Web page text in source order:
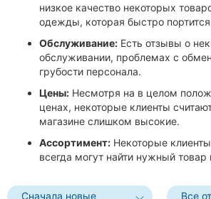
низкое качество некоторых
одежды, которая быстро
Обслуживание: Есть отзывы о
обслуживании, проблемах с
грубости персонала.
Цены: Несмотря на в целом
ценах, некоторые клиенты
магазине слишком высокие.
Ассортимент: Некоторые
всегда могут найти нужный товар
Сначала новые Все